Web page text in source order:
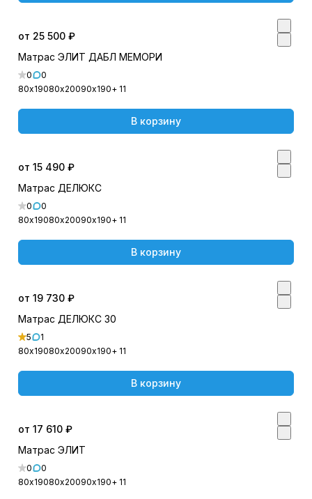
от 25 500 ₽
Матрас ЭЛИТ ДАБЛ МЕМОРИ
0
0
80х19080х20090х190+ 11
В корзину
от 15 490 ₽
Матрас ДЕЛЮКС
0
0
80х19080х20090х190+ 11
В корзину
от 19 730 ₽
Матрас ДЕЛЮКС 30
5
1
80х19080х20090х190+ 11
В корзину
от 17 610 ₽
Матрас ЭЛИТ
0
0
80х19080х20090х190+ 11